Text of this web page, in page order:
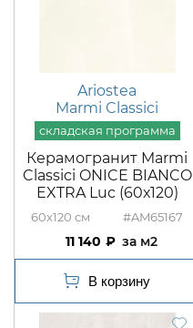
Ariostea
Marmi Classici
Керамогранит Marmi
Classici ONICE BIANCO
EXTRA Luc (60х120)
60x120 #AM65167
11 140 м2